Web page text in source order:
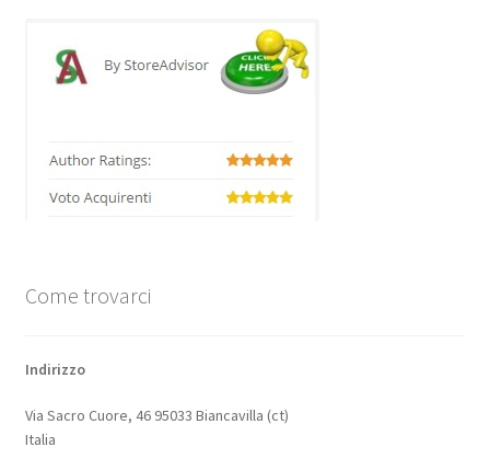
Come trovarci
Indirizzo
Via Sacro Cuore, 46 95033 Biancavilla (ct)
Italia